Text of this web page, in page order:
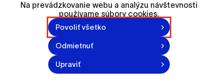
74 548
870-871 n.l.
Na prevádzkovanie webu a analýzu návštevnosti
používame súbory cookies.
Povoliť všetko
Odmietnuť
Upraviť
Označiť všetko
Uložiť nastavenia
Viac informácií